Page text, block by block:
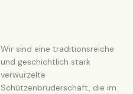
Wir sind eine traditionsreiche
und geschichtlich stark
verwurzelte
Schützenbruderschaft, die im